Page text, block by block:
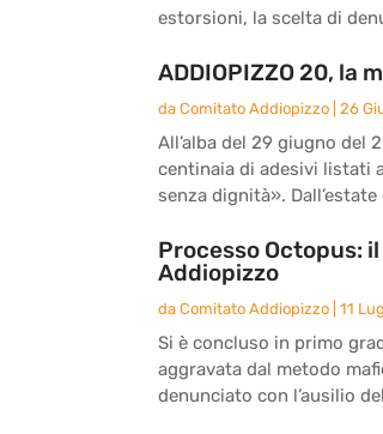
estorsioni, la scelta di
ADDIOPIZZO 20, la
da Comitato Addiopizzo 26
All’alba del 29 giugno del
centinaia di adesivi listati
senza dignità».
Processo Octopus:
Addiopizzo
da Comitato Addiopizzo 11
Si è concluso in primo
aggravata dal metodo
denunciato con l’ausilio